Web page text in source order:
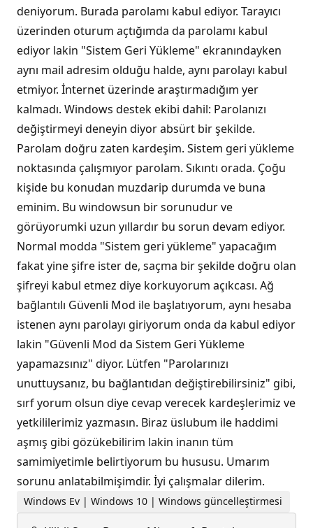
deniyorum. Burada parolamı kabul ediyor. Tarayıcı
üzerinden oturum açtığımda da parolamı kabul
ediyor lakin "Sistem Geri Yükleme" ekranındayken
aynı mail adresim olduğu halde, aynı parolayı kabul
etmiyor. İnternet üzerinde araştırmadığım yer
kalmadı. Windows destek ekibi dahil: Parolanızı
değiştirmeyi deneyin diyor absürt bir şekilde.
Parolam doğru zaten kardeşim. Sistem geri yükleme
noktasında çalışmıyor parolam. Sıkıntı orada. Çoğu
kişide bu konudan muzdarip durumda ve buna
eminim. Bu windowsun bir sorunudur ve
görüyorumki uzun yıllardır bu sorun devam ediyor.
Normal modda "Sistem geri yükleme" yapacağım
fakat yine şifre ister de, saçma bir şekilde doğru olan
şifreyi kabul etmez diye korkuyorum açıkcası. Ağ
bağlantılı Güvenli Mod ile başlatıyorum, aynı hesaba
istenen aynı parolayı giriyorum onda da kabul ediyor
lakin "Güvenli Mod da Sistem Geri Yükleme
yapamazsınız" diyor. Lütfen "Parolarınızı
unuttuysanız, bu bağlantıdan değiştirebilirsiniz" gibi,
sırf yorum olsun diye cevap verecek kardeşlerimiz ve
yetkililerimiz yazmasın. Biraz üslubum ile haddimi
aşmış gibi gözükebilirim lakin inanın tüm
samimiyetimle belirtiyorum bu hususu. Umarım
sorunu anlatabilmişimdir. İyi çalışmalar dilerim.
Windows Ev | Windows 10 | Windows güncelleştirmesi